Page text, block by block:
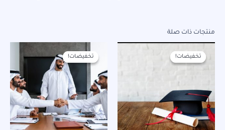
منتجات ذات صلة
تخفيضات!
تخفيضات!
الأصلي
هو:
تخفيضات!
تخفيضات!
الأصلي
هو:
780,00 ر.س.